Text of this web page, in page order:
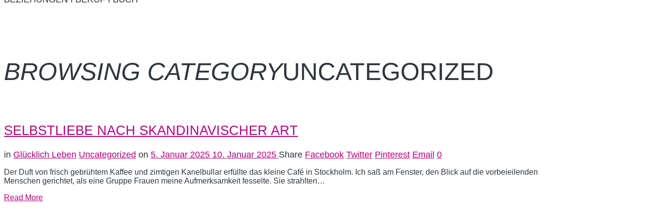
BROWSING CATEGORYUNCATEGORIZED
SELBSTLIEBE NACH SKANDINAVISCHER ART
in Glücklich Leben Uncategorized on 5. Januar 2025 10. Januar 2025 Share Facebook Twitter Pinterest Email 0
Der Duft von frisch gebrühtem Kaffee und zimtigen Kanelbullar erfüllte das kleine Café in Stockholm. Ich saß am Fenster, den Blick auf die vorbeieilenden
Menschen gerichtet, als eine Gruppe Frauen meine Aufmerksamkeit fesselte. Sie strahlten…
Read More